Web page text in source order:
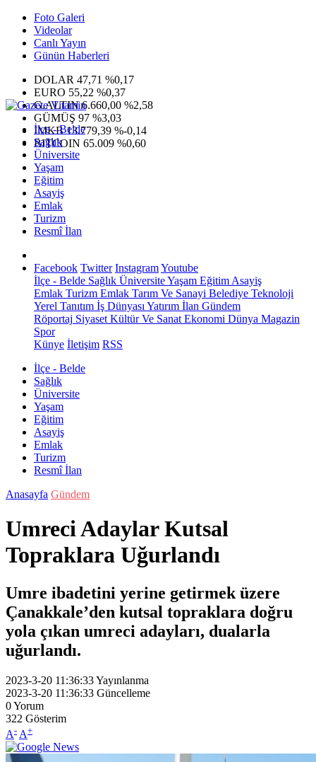
Foto Galeri
Videolar
Canlı Yayın
Günün Haberleri
DOLAR 47,71 %0,17
EURO 55,22 %0,37
G.ALTIN6.660,00 %2,58
GÜMÜŞ 97 %3,03
IMKB13.779,39 %-0,14
BITCOIN 65.009 %0,60
İlçe - Belde
Sağlık
Üniversite
Yaşam
Eğitim
Asayiş
Emlak
Turizm
Resmî İlan
Facebook Twitter InstagramYoutube
İlçe - Belde Sağlık ÜniversiteYaşam Eğitim Asayiş
Emlak Turizm Emlak Tarım Ve Sanayi Belediye Teknoloji
Yerel Tanıtım İş Dünyası Yatırım İlan Gündem
Röportaj Siyaset Kültür Ve Sanat Ekonomi Dünya Magazin
Spor
Künye İletişim RSS
İlçe - Belde
Sağlık
Üniversite
Yaşam
Eğitim
Asayiş
Emlak
Turizm
Resmî İlan
Anasayfa Gündem
Umreci Adaylar Kutsal
Topraklara Uğurlandı
Umre ibadetini yerine getirmek üzere
Çanakkale’den kutsal topraklara doğru
yola çıkan umreci adayları, dualarla
uğurlandı.
2023-3-20 11:36:33Yayınlanma
2023-3-20 11:36:33 Güncelleme
0Yorum
322 Gösterim
A- A+